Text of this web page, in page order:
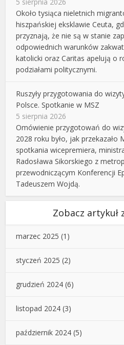
Około tysiąca nieletnich
hiszpańskiej eksklawie Ceuta,
przyznają, że nie są w stanie
odpowiednich warunków
katolicki oraz Caritas apelują o
podziałami politycznymi.
Ruszyły przygotowania do
Polsce. Spotkanie w MSZ
5 sierpnia 2026
Omówienie przygotowań do
2028 roku było, jak
spotkania wicepremiera,
Radosława Sikorskiego z
przewodniczącym Konferencji
Tadeuszem Wojdą.
Zobacz artykuł
marzec 2025 (1)
styczeń 2025 (2)
grudzień 2024 (6)
listopad 2024 (3)
październik 2024 (5)